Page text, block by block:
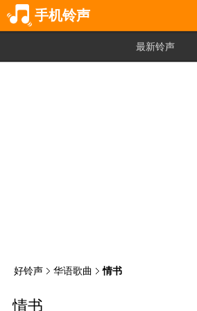
手机铃声
最新铃声
好铃声 华语歌曲 情书
情书